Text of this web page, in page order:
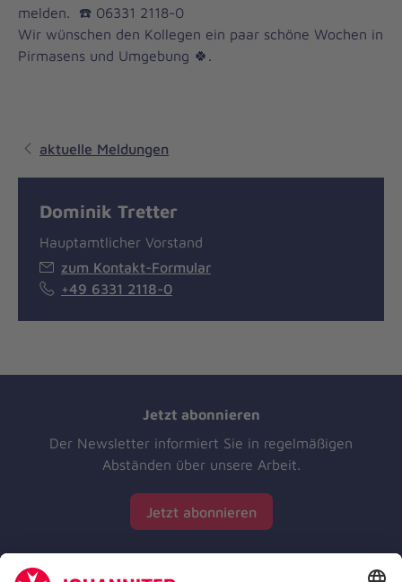
melden. ☎️ 06331 2118-0
Wir wünschen den Kollegen ein paar schöne Wochen in
Pirmasens und Umgebung 🍀.
aktuelle Meldungen
Dominik Tretter
Hauptamtlicher Vorstand
zum Kontakt-Formular
+49 6331 2118-0
Jetzt abonnieren
Der Newsletter informiert Sie in regelmäßigen
Abständen über unsere Arbeit.
Jetzt abonnieren